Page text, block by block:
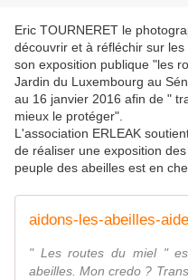
Eric TOURNERET le
découvrir et à réfléchir sur
son exposition publique "les
Jardin du Luxembourg au
au 16 janvier 2016 afin de "
mieux le protéger".
L'association ERLEAK
de réaliser une exposition
peuple des abeilles est en
aidons-les-abeilles-
" Les routes du miel "
abeilles. Mon credo ?